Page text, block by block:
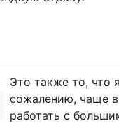
Это также то, что
сожалению, чаще
работать с